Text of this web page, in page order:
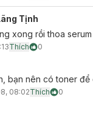
Tịnh
xong rồi thoa
Thích
0
bạn nên có toner
08:02Thích 0